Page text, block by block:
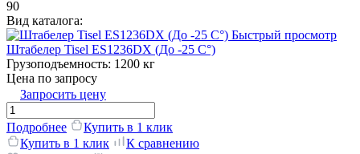
90
Вид каталога:
Быстрый просмотр
Штабелер Tisel ES1236DX (До -25 C°)
Грузоподъемность: 1200 кг
Цена по запросу
Запросить цену
Подробнее
Купить в 1 клик
Купить в 1 клик
К сравнению